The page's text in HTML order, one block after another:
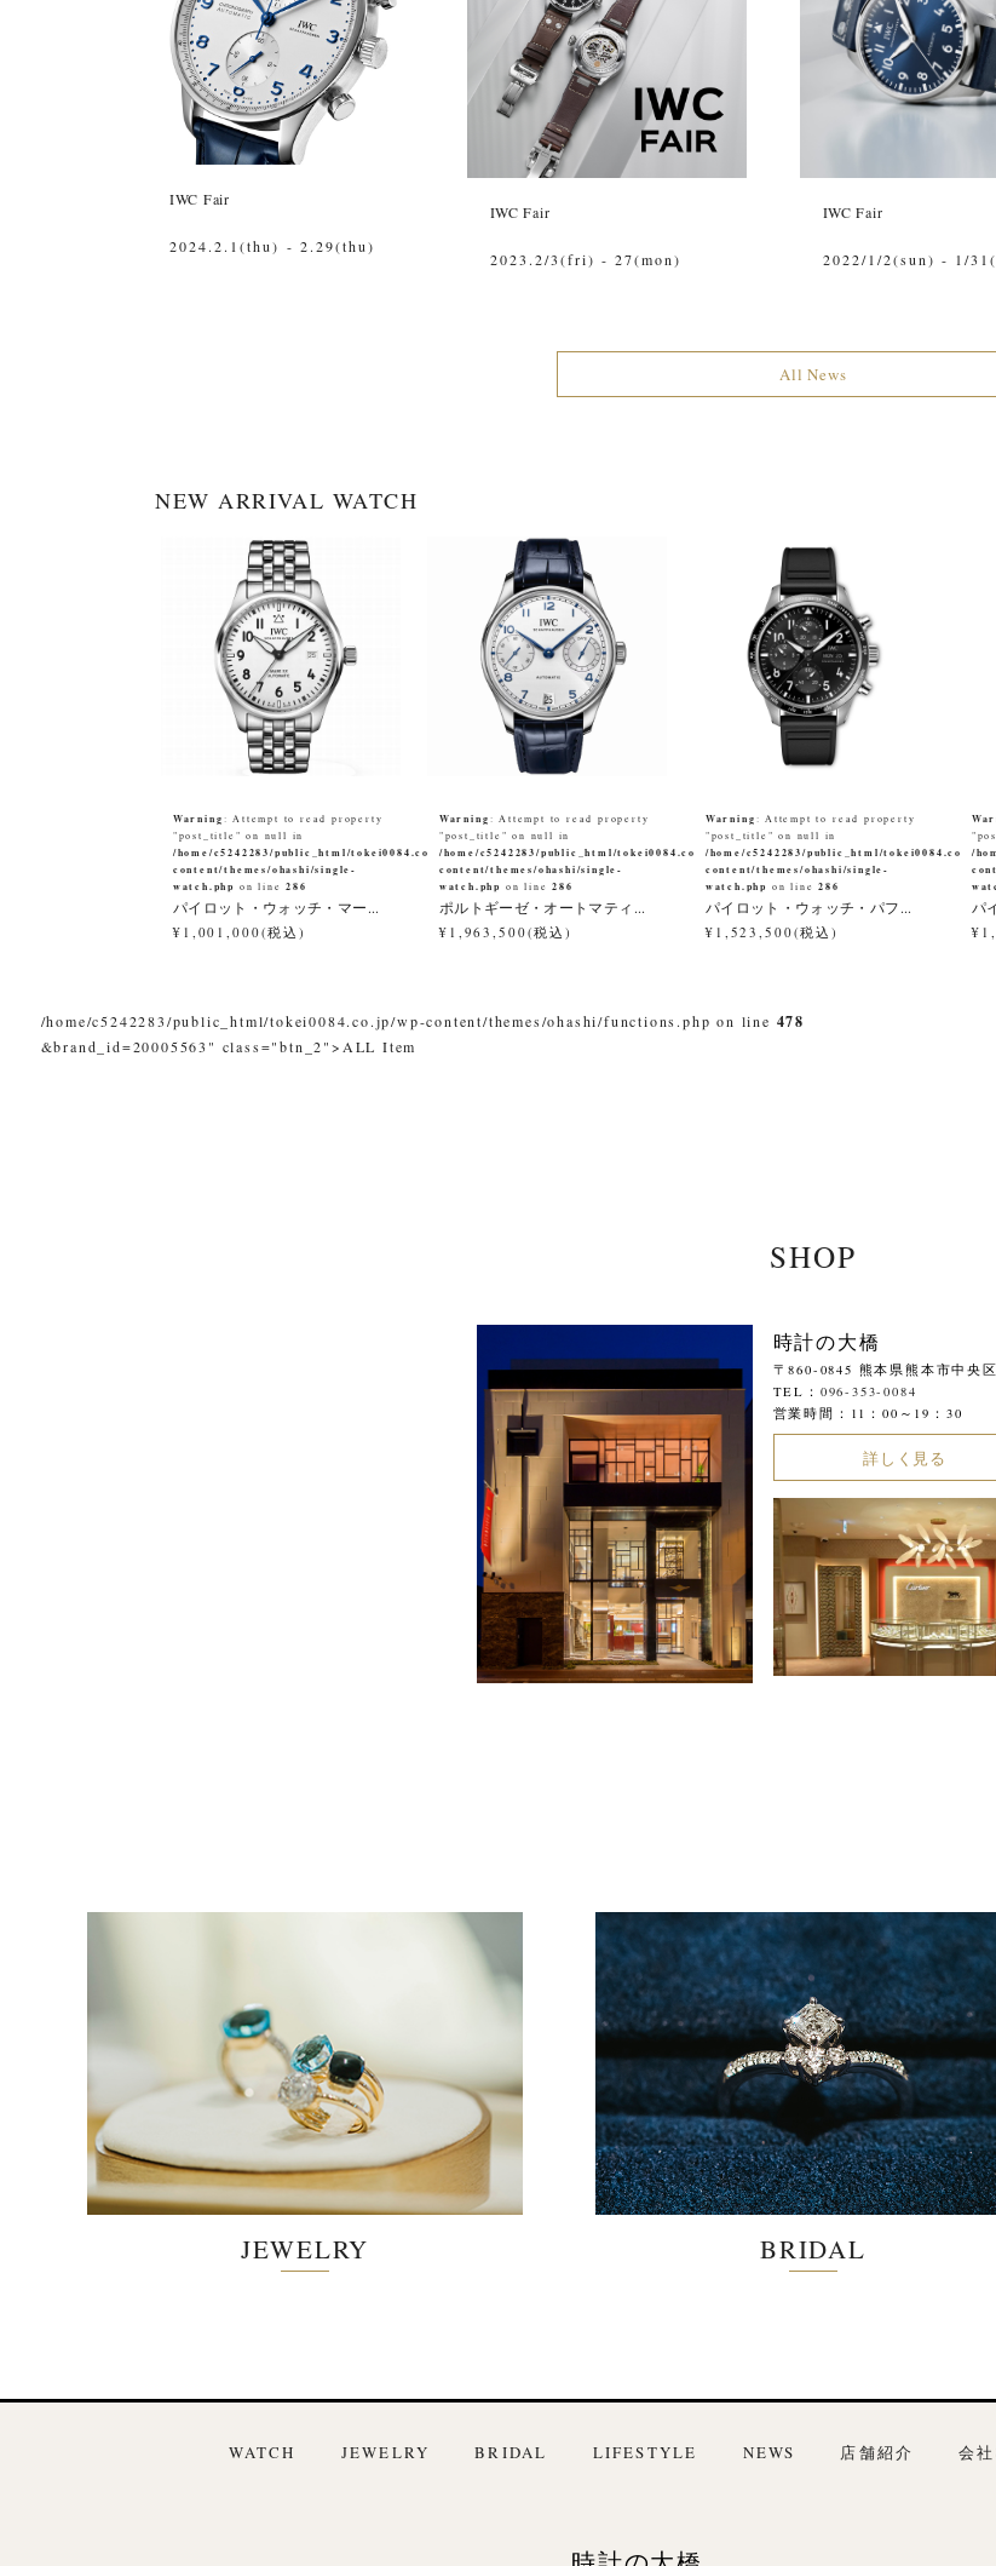
IWC Fair
2024.2.1(thu) - 2.29(thu)
IWC Fair
2023.2/3(fri) - 27(mon)
IWC Fair
2022/1/2(sun) - 1/
All News
NEW ARRIVAL WATCH
Warning : Attempt to read property
"post_title" on null in
/home/c5242283/public_html/tokei0084.co.jp/wp-
content/themes/ohashi/single-
watch.php on line286
パイロット・ウォッチ・マー...
¥1,001,000(税込)
Warning : Attempt to read property
"post_title" on null in
/home/c5242283/public_html/tokei0084.co.jp/wp-
content/themes/ohashi/single-
watch.php on line286
ポルトギーゼ・オートマティ...
¥1,963,500(税込)
Warning : Attempt to read property
"post_title" on null in
/home/c5242283/public_html/tokei0084.co.jp/
content/themes/ohashi/single-
watch.php on line286
パイロット・ウォッチ・パフ...
¥1,523,500(税込)
/
パ
/home/c5242283/public_html/tokei0084.co.jp/wp-content/themes/ohashi/functions.php on line 478
&brand_id=20005563" class="btn_2">ALL Item
SHOP
時計の大橋
〒860-0845 熊本県熊本市中央
TEL： 096-353-0084
営業時間：11：00～19：30
詳しく見る
JEWELRY BRIDAL
WATCH JEWELRY BRIDAL LIFESTYLE NEWS 店舗紹介 会